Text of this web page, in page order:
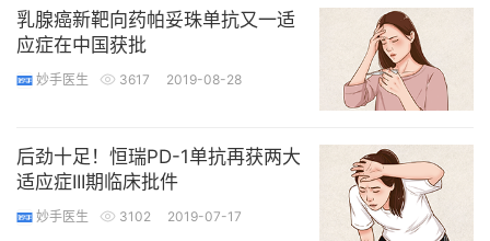
乳腺癌新靶向药帕妥珠单抗又一适
应症在中国获批
妙手医生 3617 2019-08-28
后劲十足！恒瑞PD-1单抗再获两大
适应症III期临床批件
妙手医生 3102 2019-07-17